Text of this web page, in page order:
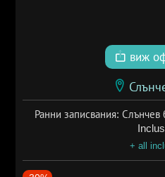
виж
Ранни записвания:
+ all